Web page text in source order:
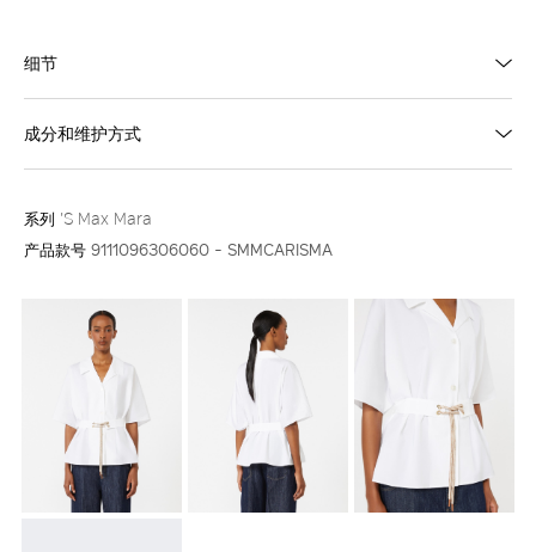
细节
成分和维护方式
系列 'S Max Mara
产品款号 9111096306060 - SMMCARISMA